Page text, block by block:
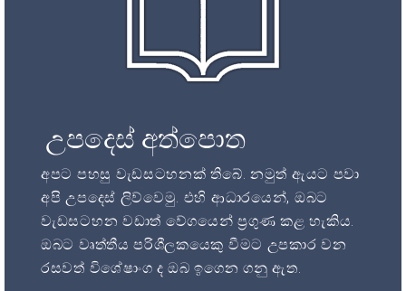
උපදෙස් අත්පොත
අපට පහසු වැඩසටහනක් තිබේ. නමුත් ඇයට පවා
අපි උපදෙස් ලිව්වෙමු. එහි ආධාරයෙන්, ඔබට
වැඩසටහන වඩාත් වේගයෙන් ප්‍රගුණ කළ හැකිය.
ඔබට වෘත්තීය පරිශීලකයෙකු වීමට උපකාර වන
රසවත් විශේෂාංග ද ඔබ ඉගෙන ගනු ඇත.